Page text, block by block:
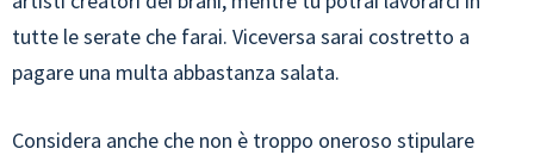
tutte le serate che farai. Viceversa sarai costretto a
pagare una multa abbastanza salata.
Considera anche che non è troppo oneroso stipulare